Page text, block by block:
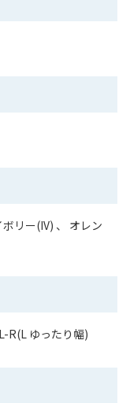
リー(IV) 、 オレン
R(L ゆったり幅)